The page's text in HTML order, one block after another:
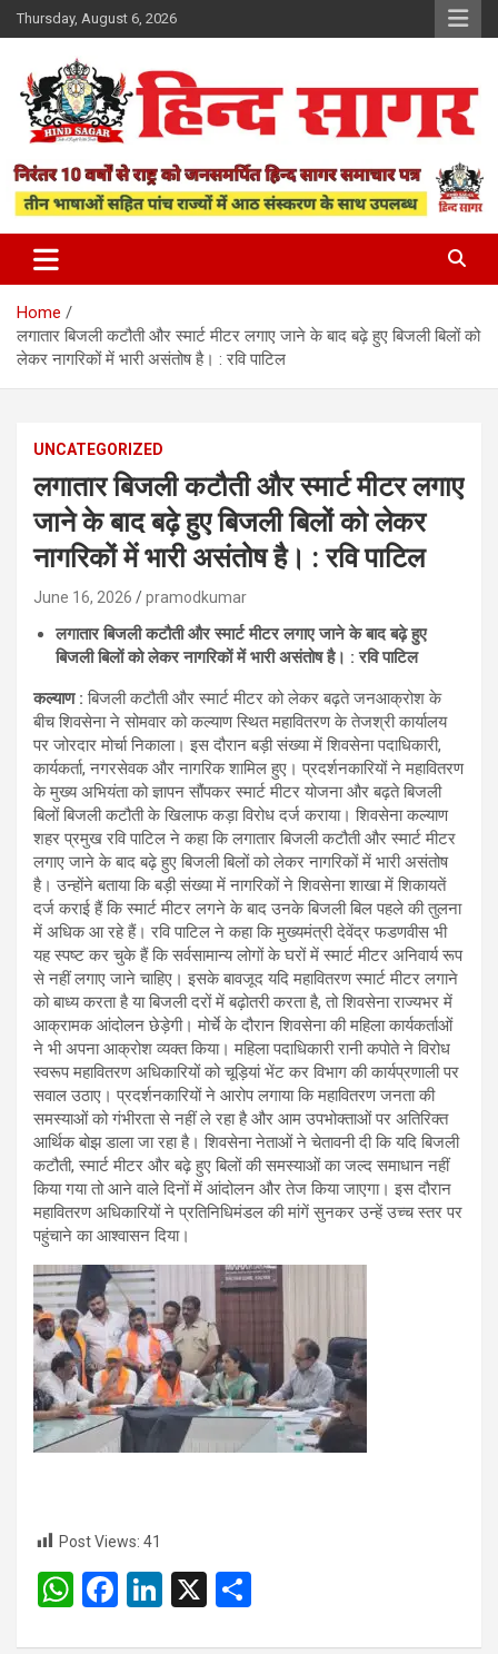
Skip
to
Thursday, August 6, 2026
Hind Sagar
Home
लगातार बिजली कटौती और स्मार्ट मीटर लगाए जाने के बाद बढ़े हुए बिजली बिलों को
लेकर नागरिकों में भारी असंतोष है। : रवि पाटिल
UNCATEGORIZED
लगातार बिजली कटौती और स्मार्ट मीटर लगाए
जाने के बाद बढ़े हुए बिजली बिलों को लेकर
नागरिकों में भारी असंतोष है। : रवि पाटिल
June 16, 2026 pramodkumar
लगातार बिजली कटौती और स्मार्ट मीटर लगाए जाने के बाद बढ़े हुए
बिजली बिलों को लेकर नागरिकों में भारी असंतोष है। : रवि पाटिल
कल्याण : बिजली कटौती और स्मार्ट मीटर को लेकर बढ़ते जनआक्रोश के
बीच शिवसेना ने सोमवार को कल्याण स्थित महावितरण के तेजश्री कार्यालय
पर जोरदार मोर्चा निकाला। इस दौरान बड़ी संख्या में शिवसेना पदाधिकारी,
कार्यकर्ता, नगरसेवक और नागरिक शामिल हुए। प्रदर्शनकारियों ने महावितरण
के मुख्य अभियंता को ज्ञापन सौंपकर स्मार्ट मीटर योजना और बढ़ते बिजली
बिलों बिजली कटौती के खिलाफ कड़ा विरोध दर्ज कराया। शिवसेना कल्याण
शहर प्रमुख रवि पाटिल ने कहा कि लगातार बिजली कटौती और स्मार्ट मीटर
लगाए जाने के बाद बढ़े हुए बिजली बिलों को लेकर नागरिकों में भारी असंतोष
है। उन्होंने बताया कि बड़ी संख्या में नागरिकों ने शिवसेना शाखा में शिकायतें
दर्ज कराई हैं कि स्मार्ट मीटर लगने के बाद उनके बिजली बिल पहले की तुलना
में अधिक आ रहे हैं। रवि पाटिल ने कहा कि मुख्यमंत्री देवेंद्र फडणवीस भी
यह स्पष्ट कर चुके हैं कि सर्वसामान्य लोगों के घरों में स्मार्ट मीटर अनिवार्य रूप
से नहीं लगाए जाने चाहिए। इसके बावजूद यदि महावितरण स्मार्ट मीटर लगाने
को बाध्य करता है या बिजली दरों में बढ़ोतरी करता है, तो शिवसेना राज्यभर में
आक्रामक आंदोलन छेड़ेगी। मोर्चे के दौरान शिवसेना की महिला कार्यकर्ताओं
ने भी अपना आक्रोश व्यक्त किया। महिला पदाधिकारी रानी कपोते ने विरोध
स्वरूप महावितरण अधिकारियों को चूड़ियां भेंट कर विभाग की कार्यप्रणाली पर
सवाल उठाए। प्रदर्शनकारियों ने आरोप लगाया कि महावितरण जनता की
समस्याओं को गंभीरता से नहीं ले रहा है और आम उपभोक्ताओं पर अतिरिक्त
आर्थिक बोझ डाला जा रहा है। शिवसेना नेताओं ने चेतावनी दी कि यदि बिजली
कटौती, स्मार्ट मीटर और बढ़े हुए बिलों की समस्याओं का जल्द समाधान नहीं
किया गया तो आने वाले दिनों में आंदोलन और तेज किया जाएगा। इस दौरान
महावितरण अधिकारियों ने प्रतिनिधिमंडल की मांगें सुनकर उन्हें उच्च स्तर पर
पहुंचाने का आश्वासन दिया।
Post Views: 41
W
F
Li
X